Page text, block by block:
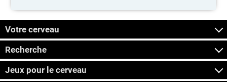
Votre cerveau
Recherche
Jeux pour le cerveau